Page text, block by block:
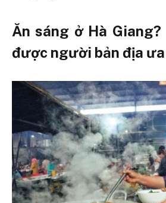
Ăn sáng ở Hà Giang?
được người bản địa